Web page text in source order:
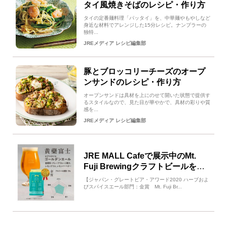
タイ風焼きそばのレシピ・作り方
タイの定番麺料理「パッタイ」を、中華麺やもやしなど
身近な材料でアレンジした15分レシピ。ナンプラーの
独特...
JREメディア レシピ編集部
豚とブロッコリーチーズのオープ
ンサンドのレシピ・作り方
オープンサンドは具材を上にのせて開いた状態で提供す
るスタイルなので、見た目が華やかで、具材の彩りや質
感を...
JREメディア レシピ編集部
JRE MALL Cafeで展示中のMt.
Fuji Brewingクラフトビールを試
してみませんか？
【ジャパン・グレートビア・アワード2020 ハーブおよ
びスパイスエール部門：金賞 Mt. Fuji Br...